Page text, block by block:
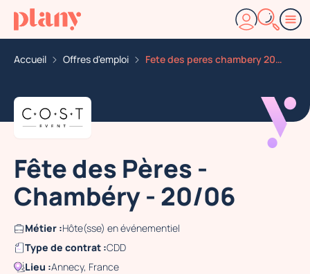
Accueil Offres d'emploi Fete des peres chambery 20 06
Fête des Pères -
Chambéry - 20/06
Métier :Hôte(sse) en événementiel
Type de contrat :CDD
Lieu :Annecy, France